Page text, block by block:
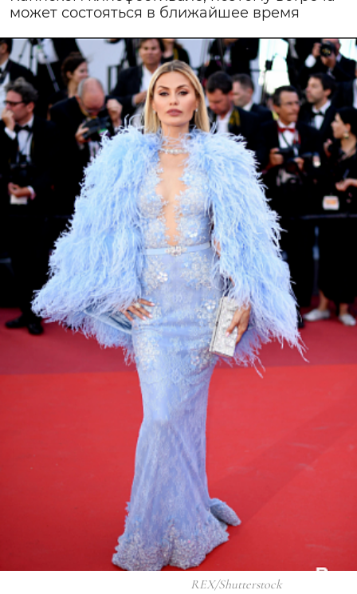
может состояться в ближайшее время
REX/Shutterstock